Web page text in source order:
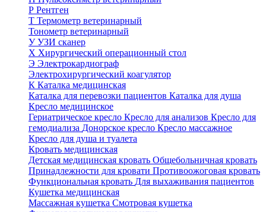
Р Рентген
Т Термометр ветеринарный
Тонометр ветеринарный
УУЗИ сканер
Х Хирургический операционный стол
Э Электрокардиограф
Электрохирургический коагулятор
К Каталка медицинская
Каталка для перевозки пациентов Каталка для душа
Кресло медицинское
Гериатрическое кресло Кресло для анализов Кресло для
гемодиализа Донорское кресло Кресло массажное
Кресло для душа и туалета
Кровать медицинская
Детская медицинская кровать Общебольничная кровать
Принадлежности для кровати Противоожоговая кровать
Функциональная кровать Для выхаживания пациентов
Кушетка медицинская
Массажная кушетка Смотровая кушетка